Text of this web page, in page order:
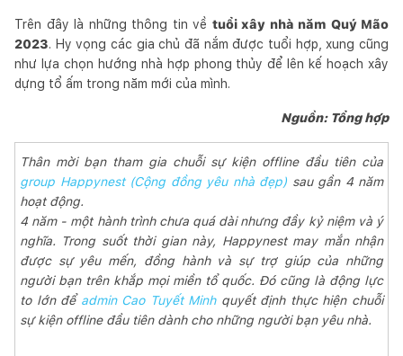
Trên đây là những thông tin về tuổi xây nhà năm Quý Mão
2023. Hy vọng các gia chủ đã nắm được tuổi hợp, xung cũng
như lựa chọn hướng nhà hợp phong thủy để lên kế hoạch xây
dựng tổ ấm trong năm mới của mình.
Nguồn: Tổng hợp
Thân mời bạn tham gia chuỗi sự kiện offline đầu tiên của
group Happynest (Cộng đồng yêu nhà đẹp) sau gần 4 năm
hoạt động.
4 năm - một hành trình chưa quá dài nhưng đầy kỷ niệm và ý
nghĩa. Trong suốt thời gian này, Happynest may mắn nhận
được sự yêu mến, đồng hành và sự trợ giúp của những
người bạn trên khắp mọi miền tổ quốc. Đó cũng là động lực
to lớn để admin Cao Tuyết Minhquyết định thực hiện chuỗi
sự kiện offline đầu tiên dành cho những người bạn yêu nhà.